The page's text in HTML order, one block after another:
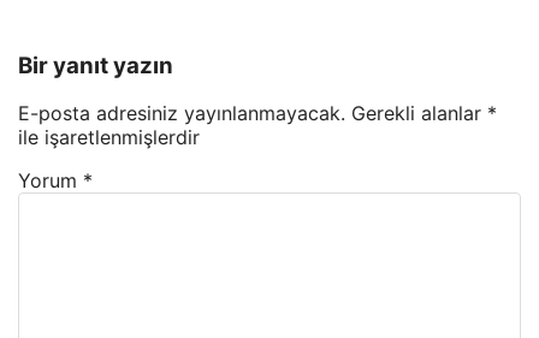
Bir yanıt yazın
E-posta adresiniz yayınlanmayacak. Gerekli alanlar *
ile işaretlenmişlerdir
Yorum *